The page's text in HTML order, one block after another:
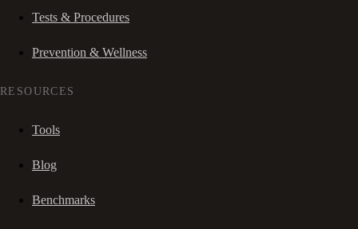
Tests & Procedures
Prevention & Wellness
RESOURCES
Tools
Blog
Benchmarks